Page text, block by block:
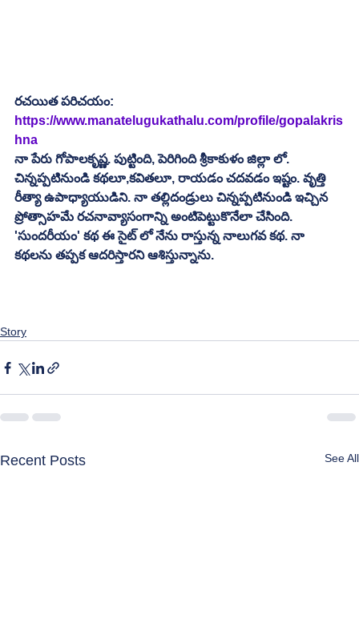
రచయిత పరిచయం:
https://www.manatelugukathalu.com/profile/gopalakris
hna
నా పేరు గోపాలకృష్ణ. పుట్టింది, పెరిగింది శ్రీకాకుళం జిల్లా లో.
చిన్నప్పటినుండి కథలూ,కవితలూ, రాయడం చదవడం ఇష్టం. వృత్తి
రీత్యా ఉపాధ్యాయుడిని. నా తల్లిదండ్రులు చిన్నప్పటినుండి ఇచ్చిన
ప్రోత్సాహమే రచనావ్యాసంగాన్ని అంటిపెట్టుకొనేలా చేసింది.
'సుందరీయం' కథ ఈ సైట్ లో నేను రాస్తున్న నాలుగవ కథ. నా
కథలను తప్పక ఆదరిస్తారని ఆశిస్తున్నాను.
Story
Recent Posts See All